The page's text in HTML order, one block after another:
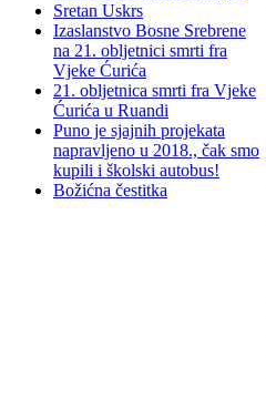
Sretan Uskrs
Izaslanstvo Bosne Srebrene
na 21. obljetnici smrti fra
Vjeke Ćurića
21. obljetnica smrti fra Vjeke
Ćurića u Ruandi
Puno je sjajnih projekata
napravljeno u 2018., čak smo
kupili i školski autobus!
Božićna čestitka